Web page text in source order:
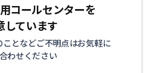
コールセンターを
しています
となどご不明点はお気軽に
わせください